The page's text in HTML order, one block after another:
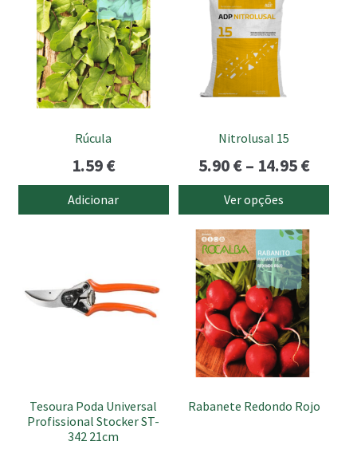
Rúcula
1.59€
Adicionar
Nitrolusal 15
5.90€– 14.95€Price
range:
5.90 €
14.95
Ver opções
multiple
variants.
options
the
page
Tesoura Poda Universal
Profissional Stocker ST-
342 21cm
Rabanete Redondo Rojo